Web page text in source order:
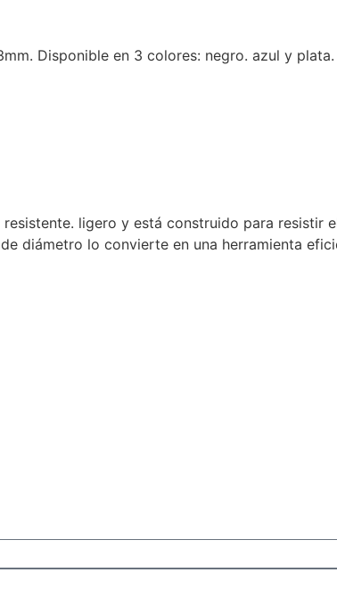
Disponible en 3 colores: negro. azul y plata.
ligero y está construido para resistir
diámetro lo convierte en una herramienta